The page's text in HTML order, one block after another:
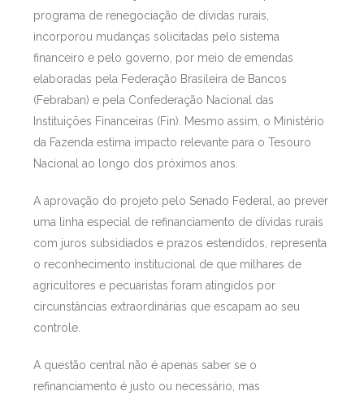
programa de renegociação de dívidas rurais,
incorporou mudanças solicitadas pelo sistema
financeiro e pelo governo, por meio de emendas
elaboradas pela Federação Brasileira de Bancos
(Febraban) e pela Confederação Nacional das
Instituições Financeiras (Fin). Mesmo assim, o Ministério
da Fazenda estima impacto relevante para o Tesouro
Nacional ao longo dos próximos anos.
A aprovação do projeto pelo Senado Federal, ao prever
uma linha especial de refinanciamento de dívidas rurais
com juros subsidiados e prazos estendidos, representa
o reconhecimento institucional de que milhares de
agricultores e pecuaristas foram atingidos por
circunstâncias extraordinárias que escapam ao seu
controle.
A questão central não é apenas saber se o
refinanciamento é justo ou necessário, mas